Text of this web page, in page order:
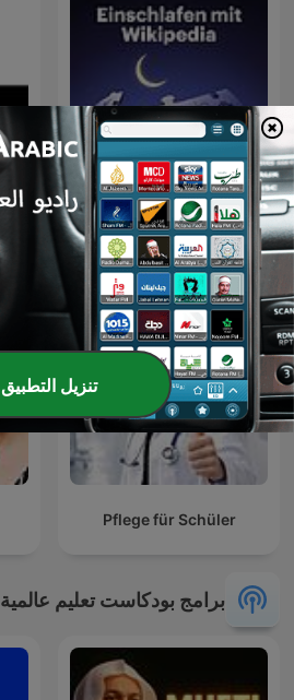
Einschlafen mit Wikipedia
Pflege für Schüler
برامج بودكاست تعليم عالمية
تنزيل التطبيق